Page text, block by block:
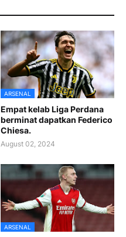
ARSENAL
Empat kelab Liga Perdana
berminat dapatkan Federico
Chiesa.
August 02, 2024
ARSENAL